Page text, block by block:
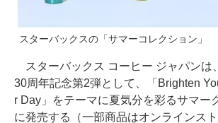
スターバックスの「サマーコレクション」
スターバックス コーヒー ジャパンは
30周年記念第2弾として、「Brighten
r Day」をテーマに夏気分を彩るサマー
に発売する（一部商品はオンラインス